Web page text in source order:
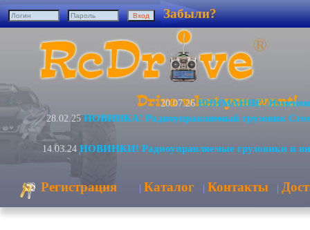
Забыли?
20.07.26 ВНИМАНИЕ!
28.02.25 НОВИНКА! Радиоуправляемый грузовик
14.03.24 НОВИНКИ! Радиоуправляемые грузовики и
Регистрация | Каталог | Контакты |